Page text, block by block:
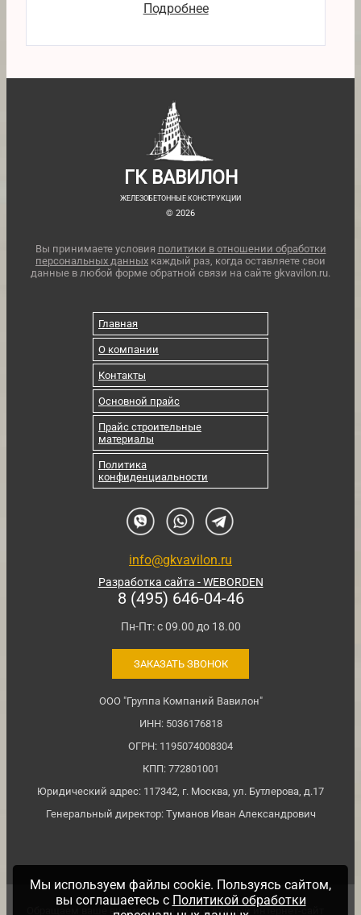
Подробнее
ГК ВАВИЛОН
ЖЕЛЕЗОБЕТОННЫЕ КОНСТРУКЦИИ
© 2026
Вы принимаете условия политики в отношении обработки
персональных данных каждый раз, когда оставляете свои
данные в любой форме обратной связи на сайте gkvavilon.ru.
Главная
О компании
Контакты
Основной прайс
Прайс строительные
материалы
Политика
конфиденциальности
info@gkvavilon.ru
Разработка сайта - WEBORDEN
8 (495) 646-04-46
Пн-Пт: с 09.00 до 18.00
ЗАКАЗАТЬ ЗВОНОК
ООО "Группа Компаний Вавилон"
ИНН: 5036176818
ОГРН: 1195074008304
КПП: 772801001
Юридический адрес: 117342, г. Москва, ул. Бутлерова, д.17
Генеральный директор: Туманов Иван Александрович
Обращаем ваше внимание на то, что данный интернет-сайт
Мы используем файлы cookie. Пользуясь сайтом,
вы соглашаетесь с Политикой обработки